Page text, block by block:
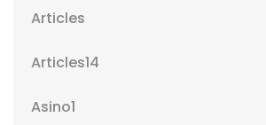
Articles
Articles14
Asino1